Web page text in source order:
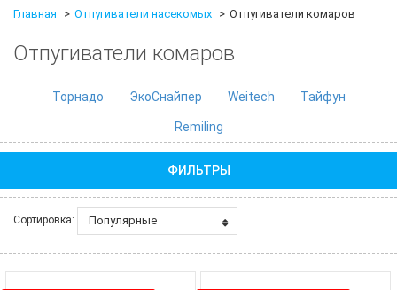
Главная Отпугиватели насекомых Отпугиватели комаров
Отпугиватели комаров
Торнадо ЭкоСнайпер Weitech Тайфун
Remiling
ФИЛЬТРЫ
Сортировка: Популярные